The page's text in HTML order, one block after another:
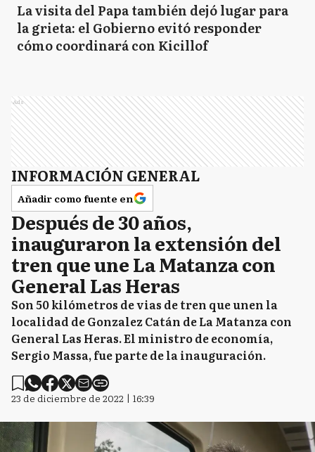
La visita del Papa también dejó lugar para
la grieta: el Gobierno evitó responder
cómo coordinará con Kicillof
Ads
INFORMACIÓN GENERAL
Añadir como fuente en
Después de 30 años,
inauguraron la extensión del
tren que une La Matanza con
General Las Heras
Son 50 kilómetros de vias de tren que unen la
localidad de Gonzalez Catán de La Matanza con
General Las Heras. El ministro de economía,
Sergio Massa, fue parte de la inauguración.
23 de diciembre de 2022 | 16:39